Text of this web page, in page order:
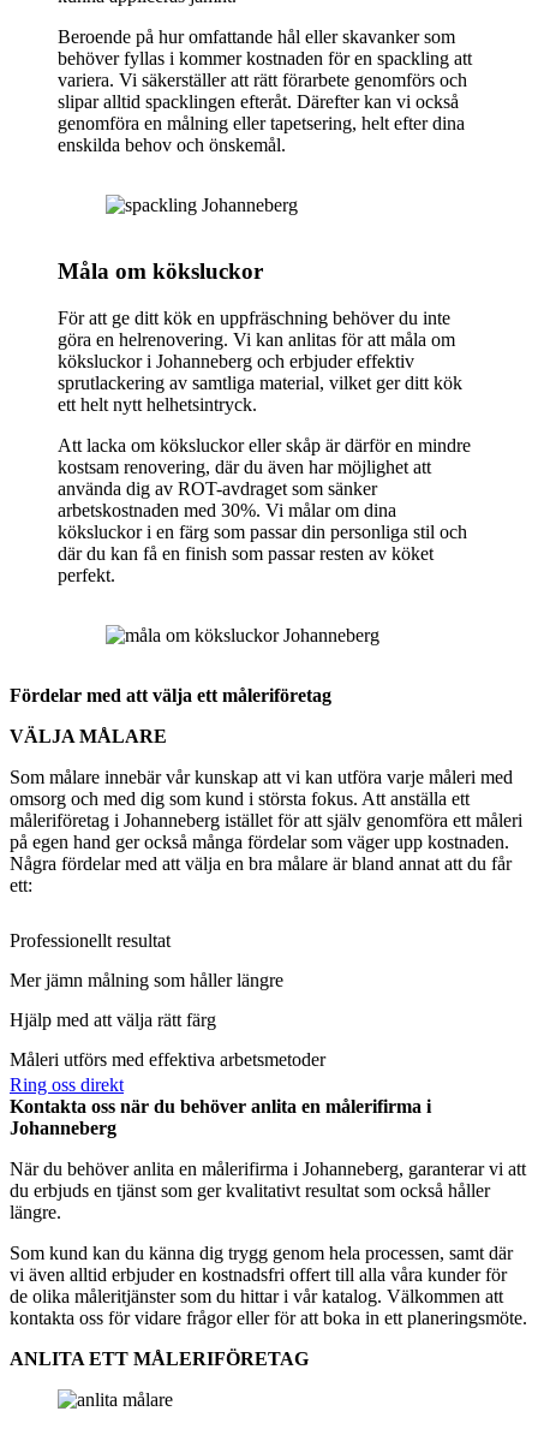
Beroende på hur omfattande hål eller skavanker som
behöver fyllas i kommer kostnaden för en spackling att
variera. Vi säkerställer att rätt förarbete genomförs och
slipar alltid spacklingen efteråt. Därefter kan vi också
genomföra en målning eller tapetsering, helt efter dina
enskilda behov och önskemål.
Måla om köksluckor
För att ge ditt kök en uppfräschning behöver du inte
göra en helrenovering. Vi kan anlitas för att måla om
köksluckor i Johanneberg och erbjuder effektiv
sprutlackering av samtliga material, vilket ger ditt kök
ett helt nytt helhetsintryck.
Att lacka om köksluckor eller skåp är därför en mindre
kostsam renovering, där du även har möjlighet att
använda dig av ROT-avdraget som sänker
arbetskostnaden med 30%. Vi målar om dina
köksluckor i en färg som passar din personliga stil och
där du kan få en finish som passar resten av köket
perfekt.
Fördelar med att välja ett måleriföretag
VÄLJA MÅLARE
Som målare innebär vår kunskap att vi kan utföra varje måleri med
omsorg och med dig som kund i största fokus. Att anställa ett
måleriföretag i Johanneberg istället för att själv genomföra ett måleri
på egen hand ger också många fördelar som väger upp kostnaden.
Några fördelar med att välja en bra målare är bland annat att du får
ett:
Professionellt resultat
Mer jämn målning som håller längre
Hjälp med att välja rätt färg
Måleri utförs med effektiva arbetsmetoder
Ring oss direkt
Kontakta oss när du behöver anlita en målerifirma i
Johanneberg
När du behöver anlita en målerifirma i Johanneberg, garanterar vi att
du erbjuds en tjänst som ger kvalitativt resultat som också håller
längre.
Som kund kan du känna dig trygg genom hela processen, samt där
vi även alltid erbjuder en kostnadsfri offert till alla våra kunder för
de olika måleritjänster som du hittar i vår katalog. Välkommen att
kontakta oss för vidare frågor eller för att boka in ett planeringsmöte.
ANLITA ETT MÅLERIFÖRETAG